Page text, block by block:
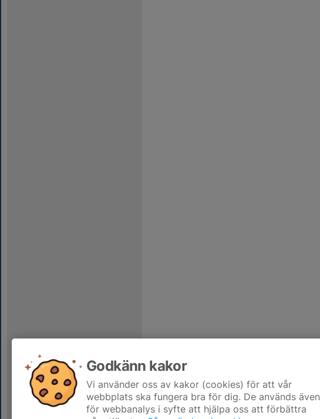
Godkänn kakor
Vi använder oss av kakor (cookies) för att vår
webbplats ska fungera bra för dig. De används även
för webbanalys i syfte att hjälpa oss att förbättra